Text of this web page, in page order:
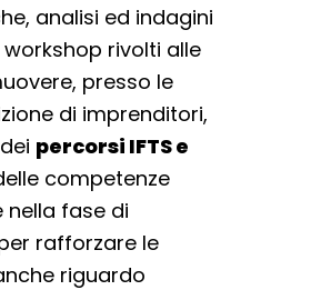
analisi ed indagini
rivolti alle
presso le
di imprenditori,
percorsi IFTS e
competenze
nella fase di
rafforzare le
riguardo